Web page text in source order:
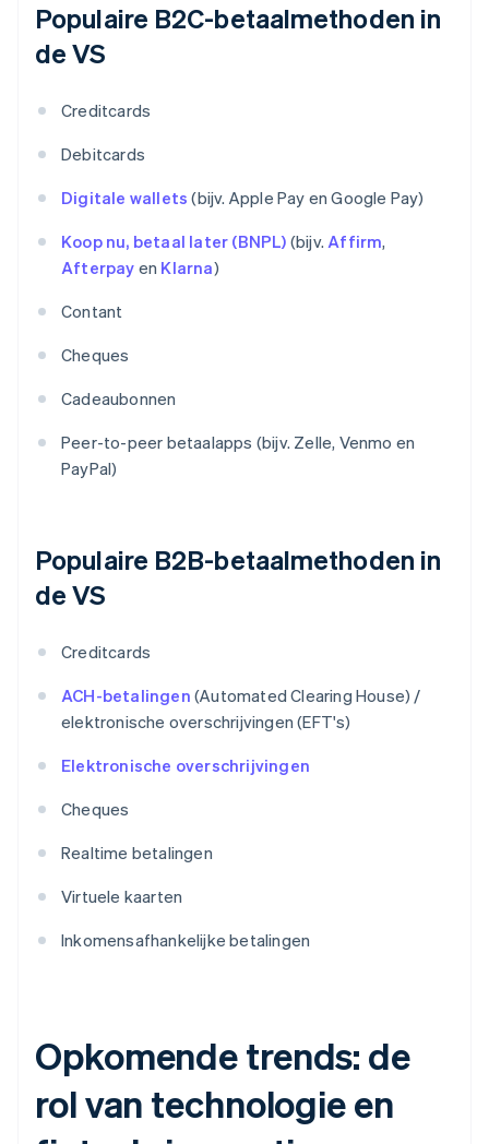
Populaire B2C-betaalmethoden in
de VS
Creditcards
Debitcards
Digitale wallets (bijv. Apple Pay en Google Pay)
Koop nu, betaal later (BNPL) (bijv.Affirm,
Afterpay en Klarna)
Contant
Cheques
Cadeaubonnen
Peer-to-peer betaalapps (bijv. Zelle, Venmo en
PayPal)
Populaire B2B-betaalmethoden in
de VS
Creditcards
ACH-betalingen (Automated Clearing House) /
elektronische overschrijvingen (EFT's)
Elektronische overschrijvingen
Cheques
Realtime betalingen
Virtuele kaarten
Inkomensafhankelijke betalingen
Opkomende trends: de
rol van technologie en